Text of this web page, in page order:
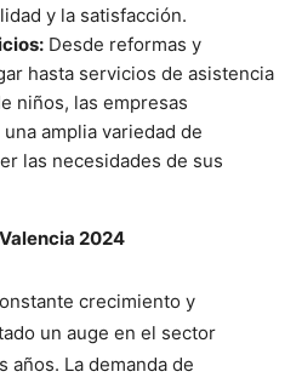
y la satisfacción.
Desde reformas y
hasta servicios de asistencia
niños, las empresas
amplia variedad de
las necesidades de sus
2024
crecimiento y
un auge en el sector
años. La demanda de